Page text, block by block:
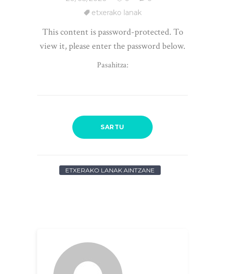
etxerako lanak
This content is password-protected. To
view it, please enter the password below.
Pasahitza:
ETXERAKO LANAK AINTZANE